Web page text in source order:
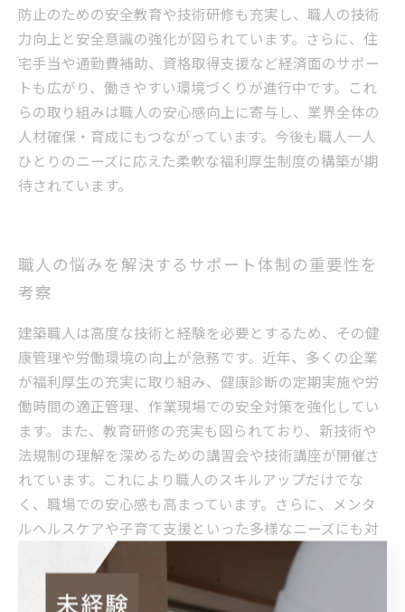
防止のための安全教育や技術研修も充実し、職人の技術
力向上と安全意識の強化が図られています。さらに、住
宅手当や通勤費補助、資格取得支援など経済面のサポー
トも広がり、働きやすい環境づくりが進行中です。これ
らの取り組みは職人の安心感向上に寄与し、業界全体の
人材確保・育成にもつながっています。今後も職人一人
ひとりのニーズに応えた柔軟な福利厚生制度の構築が期
待されています。
職人の悩みを解決するサポート体制の重要性を
考察
建築職人は高度な技術と経験を必要とするため、その健
康管理や労働環境の向上が急務です。近年、多くの企業
が福利厚生の充実に取り組み、健康診断の定期実施や労
働時間の適正管理、作業現場での安全対策を強化してい
ます。また、教育研修の充実も図られており、新技術や
法規制の理解を深めるための講習会や技術講座が開催さ
れています。これにより職人のスキルアップだけでな
く、職場での安心感も高まっています。さらに、メンタ
ルヘルスケアや子育て支援といった多様なニーズにも対
応するサポート体制が整備されつつあります。職人の抱
える悩みに寄り添ったこれらの福利厚生は、労働環境の
改善と業界全体の発展に欠かせない要素として注目され